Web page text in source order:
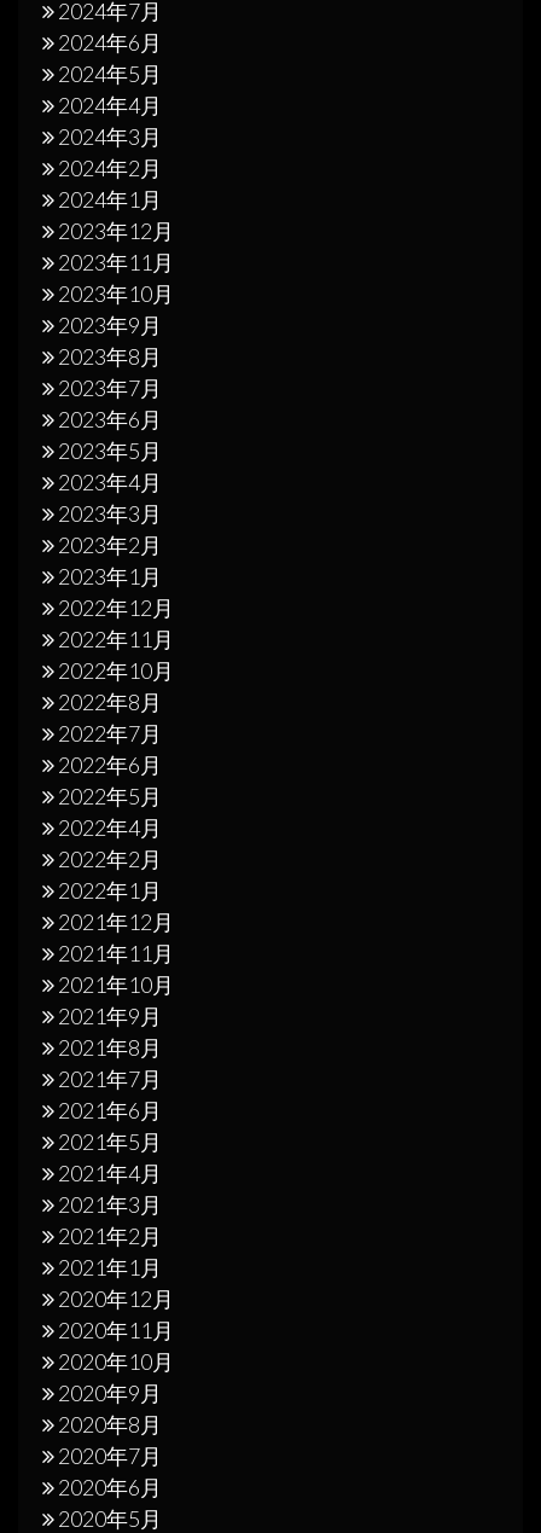
2024年7月
2024年6月
2024年5月
2024年4月
2024年3月
2024年2月
2024年1月
2023年12月
2023年11月
2023年10月
2023年9月
2023年8月
2023年7月
2023年6月
2023年5月
2023年4月
2023年3月
2023年2月
2023年1月
2022年12月
2022年11月
2022年10月
2022年8月
2022年7月
2022年6月
2022年5月
2022年4月
2022年2月
2022年1月
2021年12月
2021年11月
2021年10月
2021年9月
2021年8月
2021年7月
2021年6月
2021年5月
2021年4月
2021年3月
2021年2月
2021年1月
2020年12月
2020年11月
2020年10月
2020年9月
2020年8月
2020年7月
2020年6月
2020年5月